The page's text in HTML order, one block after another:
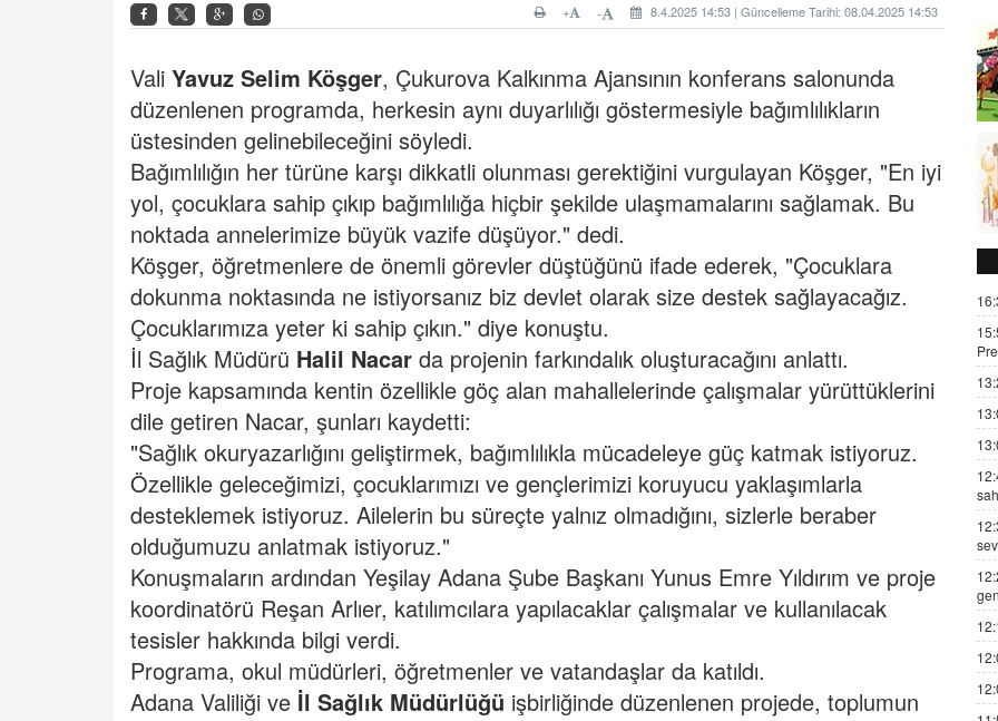
8.4.2025 14:53 | Güncelleme Tarihi: 08.04.2025 14:53
-
+
Vali Yavuz Selim Köşger, Çukurova Kalkınma Ajansının konferans salonunda
düzenlenen programda, herkesin aynı duyarlılığı göstermesiyle bağımlılıkların
üstesinden gelinebileceğini söyledi.
Bağımlılığın her türüne karşı dikkatli olunması gerektiğini vurgulayan Köşger, "En iyi
yol, çocuklara sahip çıkıp bağımlılığa hiçbir şekilde ulaşmamalarını sağlamak. Bu
noktada annelerimize büyük vazife düşüyor." dedi.
Köşger, öğretmenlere de önemli görevler düştüğünü ifade ederek, "Çocuklara
dokunma noktasında ne istiyorsanız biz devlet olarak size destek sağlayacağız.
Çocuklarımıza yeter ki sahip çıkın." diye konuştu.
İl Sağlık Müdürü Halil Nacar da projenin farkındalık oluşturacağını anlattı.
Proje kapsamında kentin özellikle göç alan mahallelerinde çalışmalar yürüttüklerini
dile getiren Nacar, şunları kaydetti:
"Sağlık okuryazarlığını geliştirmek, bağımlılıkla mücadeleye güç katmak istiyoruz.
Özellikle geleceğimizi, çocuklarımızı ve gençlerimizi koruyucu yaklaşımlarla
desteklemek istiyoruz. Ailelerin bu süreçte yalnız olmadığını, sizlerle beraber
olduğumuzu anlatmak istiyoruz."
Konuşmaların ardından Yeşilay Adana Şube Başkanı Yunus Emre Yıldırım ve proje
koordinatörü Reşan Arlıer, katılımcılara yapılacaklar çalışmalar ve kullanılacak
tesisler hakkında bilgi verdi.
Programa, okul müdürleri, öğretmenler ve vatandaşlar da katıldı.
Adana Valiliği ve İl Sağlık Müdürlüğü işbirliğinde düzenlenen projede, toplumun